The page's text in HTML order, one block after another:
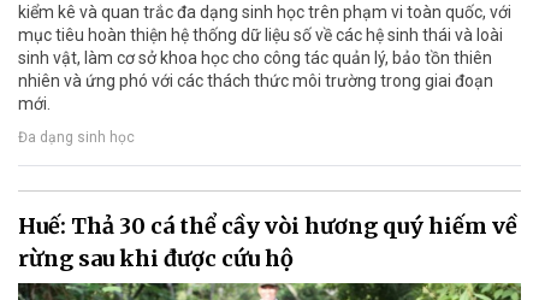
kiểm kê và quan trắc đa dạng sinh học trên phạm vi toàn quốc, với
mục tiêu hoàn thiện hệ thống dữ liệu số về các hệ sinh thái và loài
sinh vật, làm cơ sở khoa học cho công tác quản lý, bảo tồn thiên
nhiên và ứng phó với các thách thức môi trường trong giai đoạn
mới.
Đa dạng sinh học
Huế: Thả 30 cá thể cầy vòi hương quý hiếm về
rừng sau khi được cứu hộ